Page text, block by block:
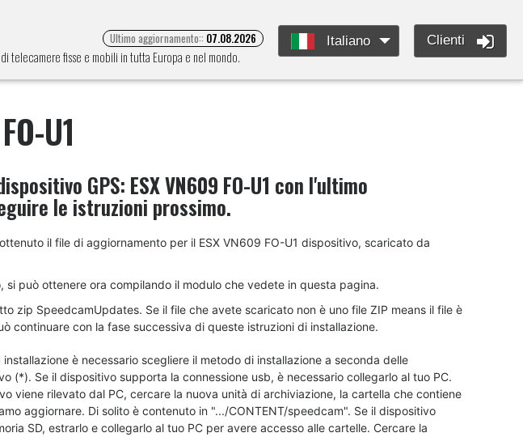
telecamere fisse e mobili in tutta Europa e nel mondo.
Ultimo aggiornamento:: 07.08.2026 Italiano Clienti
U1
GPS: ESX VN609 FO-U1 con l'ultimo
le istruzioni prossimo.
il file di aggiornamento per il ESX VN609 FO-U1 dispositivo, scaricato da
si può ottenere ora compilando il modulo che vedete in questa pagina.
zip SpeedcamUpdates. Se il file che avete scaricato non è uno file ZIP means il file è
continuare con la fase successiva di queste istruzioni di installazione.
è necessario scegliere il metodo di installazione a seconda delle
(*). Se il dispositivo supporta la connessione usb, è necessario collegarlo al tuo PC.
viene rilevato dal PC, cercare la nuova unità di archiviazione, la cartella che contiene
aggiornare. Di solito è contenuto in ".../CONTENT/speedcam". Se il dispositivo
SD, estrarlo e collegarlo al tuo PC per avere accesso alle cartelle. Cercare la